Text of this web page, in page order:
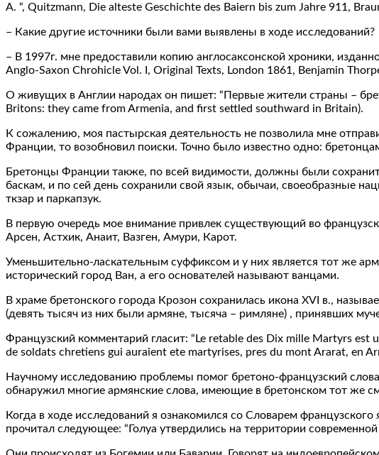
A. “, Quitzmann, Die alteste Geschichte des Baiern bis zum Jahre 911,
– Какие другие источники были вами выявлены в ходе исследований?
– В 1997г. мне предоставили копию англосаксонской хроники,
Anglo-Saxon Chrohicle Vol. I, Original Texts, London 1861, Benjamin
О живущих в Англии народах он пишет: “Первые жители страны –
Britons: they came from Armenia, and first settled southward in Britain).
К сожалению, моя пастырская деятельность не позволила мне
Франции, то возобновил поиски. Точно было известно одно:
Бретонцы Франции также, по всей видимости, должны были
баскам, и по сей день сохранили свой язык, обычаи, своеобразные
ткзар и паркапзук.
В первую очередь мое внимание привлек существующий во
Арсен, Астхик, Анаит, Вазген, Амури, Карот.
Уменьшительно-ласкательным суффиксом и у них является тот же
исторический город Ван, а его основателей называют ванцами.
В храме бретонского города Крозон сохранилась икона XVI в.,
(девять тысяч из них были армяне, тысяча – римляне) , принявших
Французский комментарий гласит: “Le retable des Dix mille Martyrs
de soldats chretiens gui auraient ete martyrises, pres du mont Ararat, en
Научному исследованию проблемы помог бретоно-французский
обнаружил многие армянские слова, имеющие в бретонском тот же
Когда в ходе исследований я ознакомился со Словарем
прочитал следующее: “Голуа утвердились на территории